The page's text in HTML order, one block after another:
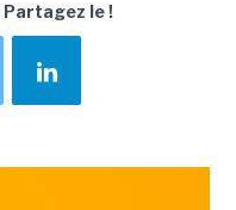
Partagez le !